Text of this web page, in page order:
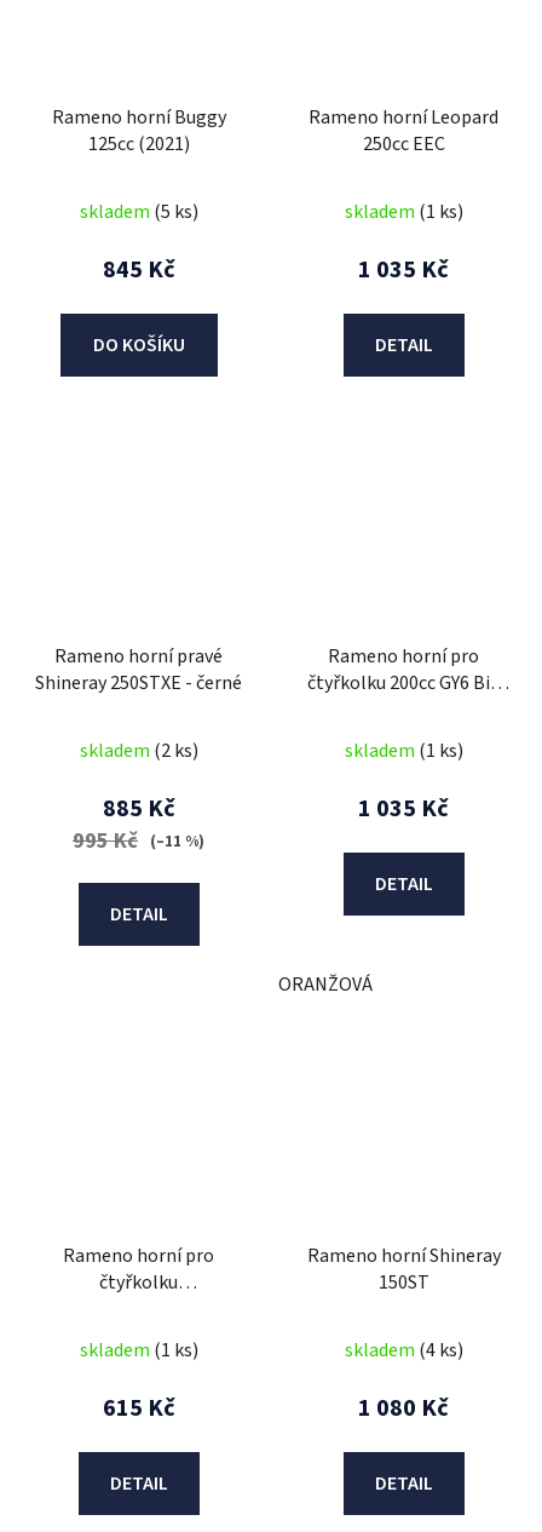
Rameno horní Buggy
125cc (2021)
skladem (5 ks)
845 Kč
DO KOŠÍKU
Rameno horní Leopard
250cc EEC
skladem (1 ks)
1 035 Kč
DETAIL
Rameno horní pravé
Shineray 250STXE - černé
skladem (2 ks)
885 Kč
995 Kč (–11 %)
DETAIL
Rameno horní pro
čtyřkolku 200cc GY6 Big
skladem (1 ks)
1 035 Kč
DETAIL
ORANŽOVÁ
Rameno horní pro
čtyřkolku
skladem (1 ks)
615 Kč
DETAIL
Rameno horní Shineray
150ST
skladem (4 ks)
1 080 Kč
DETAIL